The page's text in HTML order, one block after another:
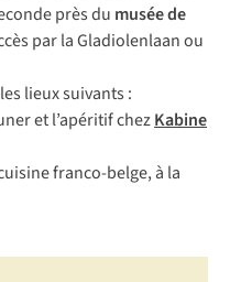
près du musée de
par la Gladiolenlaan ou
lieux suivants :
et l’apéritif chezKabine
franco-belge, à la